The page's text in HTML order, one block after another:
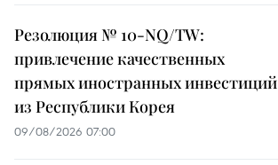
Резолюция № 10-NQ/TW:
привлечение качественных
прямых иностранных инвестиций
из Республики Корея
09/08/2026 07:00